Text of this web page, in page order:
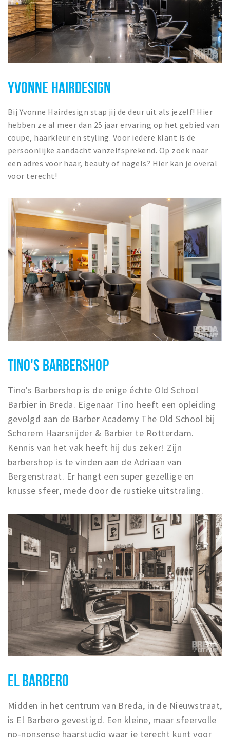
YVONNE HAIRDESIGN
Bij Yvonne Hairdesign stap jij de deur uit als jezelf! Hier
hebben ze al meer dan 25 jaar ervaring op het gebied van
coupe, haarkleur en styling. Voor iedere klant is de
persoonlijke aandacht vanzelfsprekend. Op zoek naar
een adres voor haar, beauty of nagels? Hier kan je overal
voor terecht!
TINO'S BARBERSHOP
Tino's Barbershop is de enige échte Old School
Barbier in Breda. Eigenaar Tino heeft een opleiding
gevolgd aan de Barber Academy The Old School bij
Schorem Haarsnijder & Barbier te Rotterdam.
Kennis van het vak heeft hij dus zeker! Zijn
barbershop is te vinden aan de Adriaan van
Bergenstraat. Er hangt een super gezellige en
knusse sfeer, mede door de rustieke uitstraling.
EL BARBERO
Midden in het centrum van Breda, in de Nieuwstraat,
is El Barbero gevestigd. Een kleine, maar sfeervolle
no-nonsense haarstudio waar je terecht kunt voor